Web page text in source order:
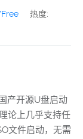
热度:
产开源U盘启动
论上几乎支持任
文件启动，无需